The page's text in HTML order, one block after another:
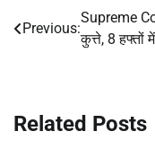
Post
navigation
Previous:
Supreme
कुत्ते, 8 हफ्तों
Related Posts